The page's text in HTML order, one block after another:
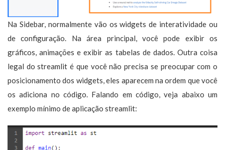
Na Sidebar, normalmente vão os widgets de interatividade ou
de configuração. Na área principal, você pode exibir os
gráficos, animações e exibir as tabelas de dados. Outra coisa
legal do streamlit é que você não precisa se preocupar com o
posicionamento dos widgets, eles aparecem na ordem que você
os adiciona no código. Falando em código, veja abaixo um
exemplo mínimo de aplicação streamlit: